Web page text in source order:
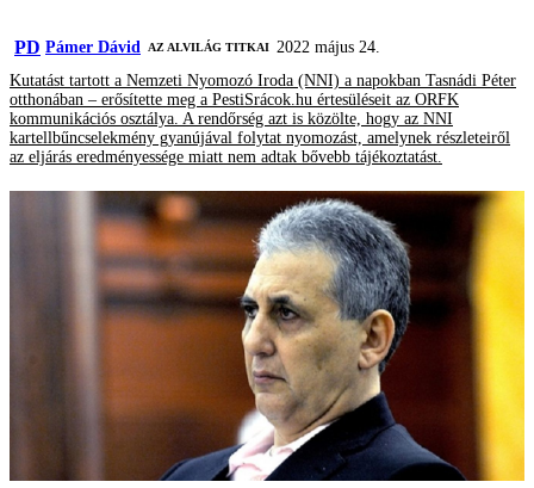
PD Pámer Dávid AZ ALVILÁG TITKAI
2022 május 24.
Kutatást tartott a Nemzeti Nyomozó Iroda (NNI) a napokban Tasnádi Péter
otthonában – erősítette meg a PestiSrácok.hu értesüléseit az ORFK
kommunikációs osztálya. A rendőrség azt is közölte, hogy az NNI
kartellbűncselekmény gyanújával folytat nyomozást, amelynek részleteiről
az eljárás eredményessége miatt nem adtak bővebb tájékoztatást.